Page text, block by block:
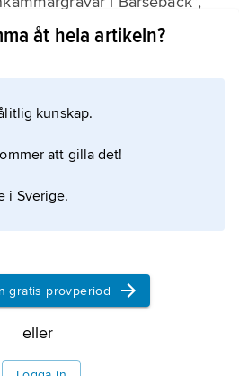
åt hela artikeln?
kunskap.
att gilla det!
i Sverige.
gratis provperiod
eller